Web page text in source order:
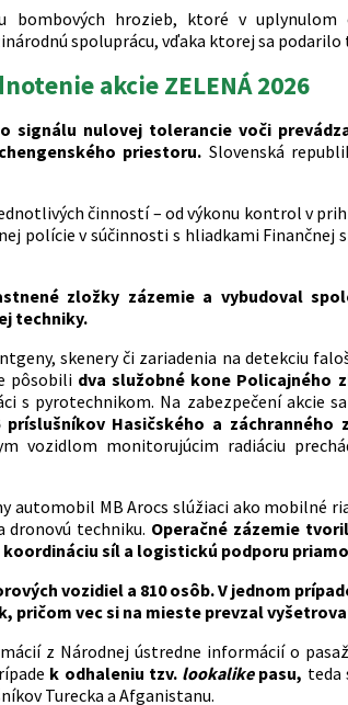
bombových hrozieb, ktoré v uplynulom
spoluprácu, vďaka ktorej sa
akcie ZELENÁ 2026
signálu nulovej tolerancie voči
priestoru. Slovenská
činností – od výkonu kontrol v
polície v súčinnosti s hliadkami Finančnej
zložky zázemie a vybudoval
techniky.
skenery či zariadenia na detekciu
pôsobili dva služobné kone Policajného
s pyrotechnikom. Na zabezpečení akcie
Hasičského a záchranného
vozidlom monitorujúcim radiáciu
automobil MB Arocs slúžiaci ako mobilné
dronovú techniku. Operačné zázemie
koordináciu síl a logistickú podporu
vozidiel a 810 osôb. V jednom
pričom vec si na mieste prevzal
z Národnej ústredne informácií o
k odhaleniu tzv. lookalikepasu, teda
Turecka a Afganistanu.